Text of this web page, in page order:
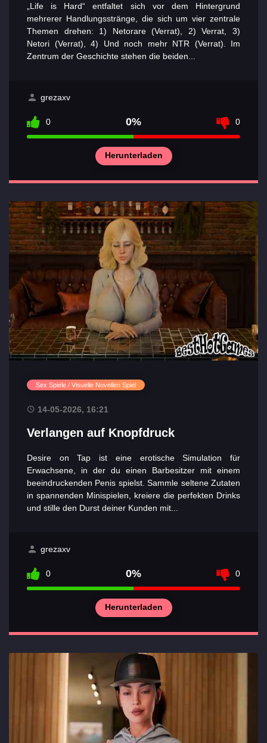
„Life is Hard“ entfaltet sich vor dem Hintergrund
mehrerer Handlungsstränge, die sich um vier zentrale
Themen drehen: 1) Netorare (Verrat), 2) Verrat, 3)
Netori (Verrat), 4) Und noch mehr NTR (Verrat). Im
Zentrum der Geschichte stehen die beiden...
grezaxv
0 0% 0
Herunterladen
Sex Spiele / Visuelle Novellen Spiel
14-05-2026, 16:21
Verlangen auf Knopfdruck
Desire on Tap ist eine erotische Simulation für
Erwachsene, in der du einen Barbesitzer mit einem
beeindruckenden Penis spielst. Sammle seltene Zutaten
in spannenden Minispielen, kreiere die perfekten Drinks
und stille den Durst deiner Kunden mit...
grezaxv
0 0% 0
Herunterladen